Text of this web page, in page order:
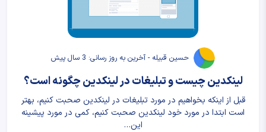
حسین قبیله - آخرین به روز رسانی: 3 سال پیش
لینکدین چیست و تبلیغات در لینکدین چگونه است؟
قبل از اینکه بخواهیم در مورد تبلیغات در لینکدین صحبت کنیم، بهتر
است ابتدا در مورد خود لینکدین صحبت کنیم، کمی در مورد پیشینه
این…